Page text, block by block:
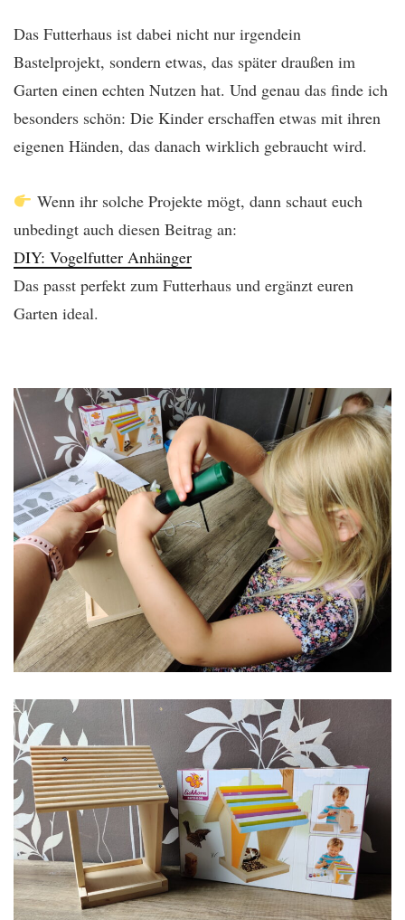
Das Futterhaus ist dabei nicht nur irgendein
Bastelprojekt, sondern etwas, das später draußen im
Garten einen echten Nutzen hat. Und genau das finde ich
besonders schön: Die Kinder erschaffen etwas mit ihren
eigenen Händen, das danach wirklich gebraucht wird.
Wenn ihr solche Projekte mögt, dann schaut euch
unbedingt auch diesen Beitrag an:
DIY: Vogelfutter Anhänger
Das passt perfekt zum Futterhaus und ergänzt euren
Garten ideal.